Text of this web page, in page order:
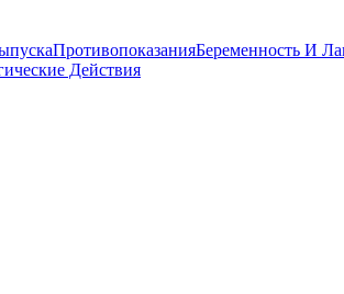
ПротивопоказанияБеременность И
Действия